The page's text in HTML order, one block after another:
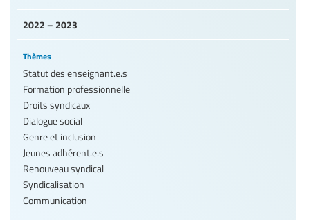
2022 – 2023
Thèmes
Statut des enseignant.e.s
Formation professionnelle
Droits syndicaux
Dialogue social
Genre et inclusion
Jeunes adhérent.e.s
Renouveau syndical
Syndicalisation
Communication